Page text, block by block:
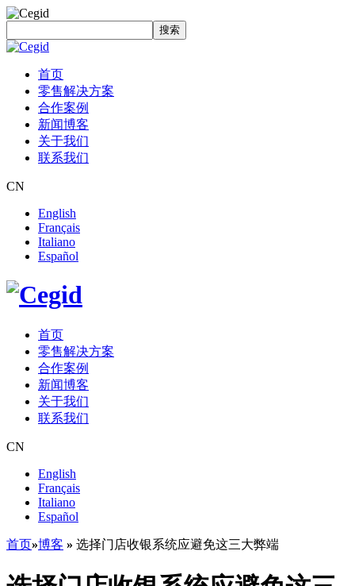
搜索
首页
零售解决方案
合作案例
新闻博客
关于我们
联系我们
CN
English
Français
Italiano
Español
首页
零售解决方案
合作案例
新闻博客
关于我们
联系我们
CN
English
Français
Italiano
Español
首页»博客 » 选择门店收银系统应避免这三大弊端